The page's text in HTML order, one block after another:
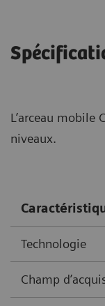
L’arceau mobile
niveaux.
Technologie
Champ